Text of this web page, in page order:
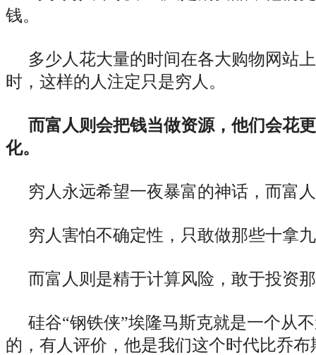
钱。
多少人花大量的时间在各大购物网站
时，这样的人注定只是穷人。
而富人则会把钱当做资源，他们会花
化。
穷人永远希望一夜暴富的神话，而富
穷人害怕不确定性，只敢做那些十拿
而富人则是精于计算风险，敢于投资
硅谷“钢铁侠”埃隆马斯克就是一个从
的，有人评价，他是我们这个时代比乔